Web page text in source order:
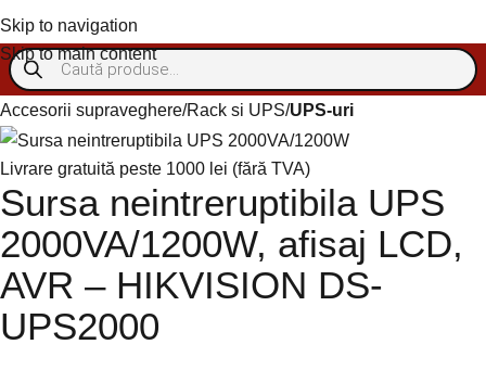
Skip to navigation
Skip to main content
Accesorii supraveghere Rack si UPS UPS-uri
Livrare gratuită peste 1000 lei (fără TVA)
Sursa neintreruptibila UPS
2000VA/1200W, afisaj LCD,
AVR – HIKVISION DS-
UPS2000